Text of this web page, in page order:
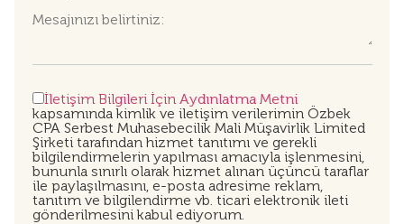
İletişim Bilgileri İçin Aydınlatma Metni
kapsamında kimlik ve iletişim verilerimin Özbek
CPA Serbest Muhasebecilik Mali Müşavirlik Limited
Şirketi tarafından hizmet tanıtımı ve gerekli
bilgilendirmelerin yapılması amacıyla işlenmesini,
bununla sınırlı olarak hizmet alınan üçüncü taraflar
ile paylaşılmasını, e-posta adresime reklam,
tanıtım ve bilgilendirme vb. ticari elektronik ileti
gönderilmesini kabul ediyorum.